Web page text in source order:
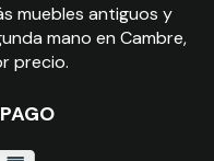
muebles antiguos y
mano en Cambre,
precio.